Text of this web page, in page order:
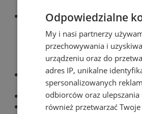
Wiadomości sportowe
Zabrze
Największy sklep
Książeczka
Odpowiedzialne
My i nasi partnerzy
przechowywania i
urządzeniu oraz do
adres IP, unikalne
spersonalizowanych
odbiorców oraz ulepszania
również przetwarzać